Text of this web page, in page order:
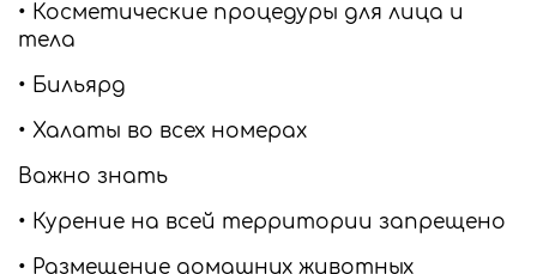
• Косметические процедуры для лица и
тела
• Бильярд
• Халаты во всех номерах
Важно знать
• Курение на всей территории запрещено
• Размещение домашних животных